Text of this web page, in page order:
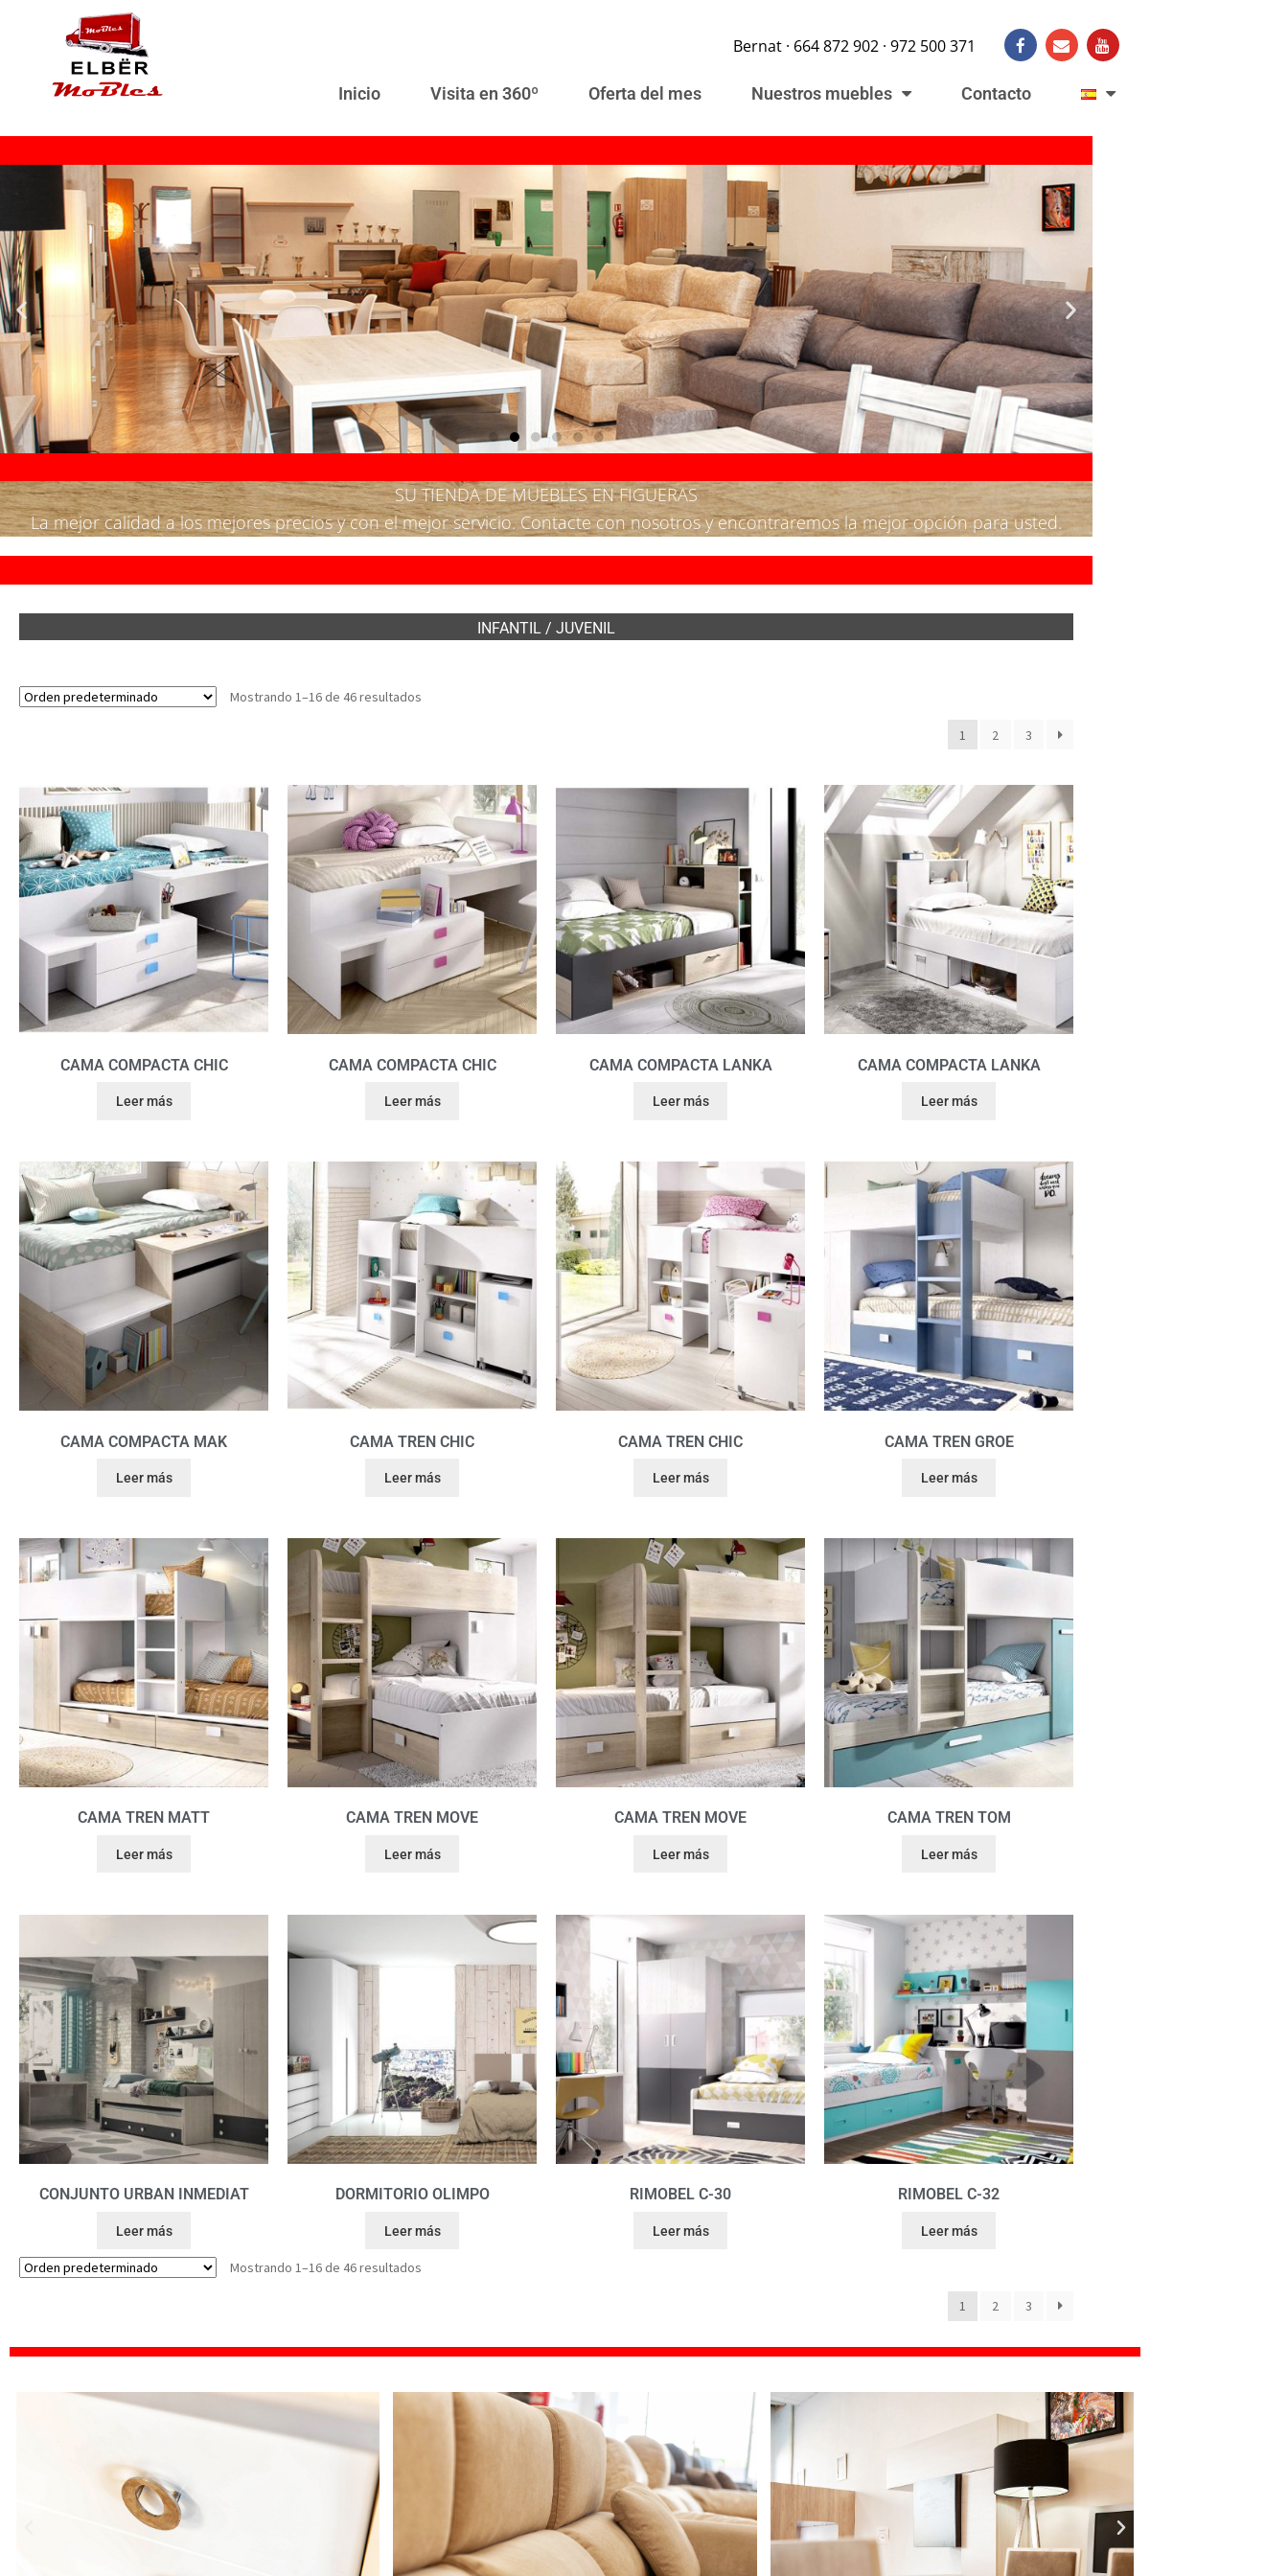
Bernat · 664 872 902 · 972 500 371
Inicio Visita en 360º Oferta del mes Nuestros muebles Contacto
SU TIENDA DE MUEBLES EN FIGUERAS
La mejor calidad a los mejores precios y con el mejor servicio. Contacte con nosotros y encontraremos la mejor opción para usted.
INFANTIL / JUVENIL
Mostrando 1–16 de 46 resultados
1 2 3
CAMA COMPACTA CHIC
Leer más
CAMA COMPACTA CHIC
Leer más
CAMA COMPACTA LANKA
Leer más
CAMA COMPACTA LANKA
Leer más
CAMA COMPACTA MAK
Leer más
CAMA TREN CHIC
Leer más
CAMA TREN CHIC
Leer más
CAMA TREN GROE
Leer más
CAMA TREN MATT
Leer más
CAMA TREN MOVE
Leer más
CAMA TREN MOVE
Leer más
CAMA TREN TOM
Leer más
CONJUNTO URBAN INMEDIAT
Leer más
DORMITORIO OLIMPO
Leer más
RIMOBEL C-30
Leer más
RIMOBEL C-32
Leer más
Mostrando 1–16 de 46 resultados
1 2 3